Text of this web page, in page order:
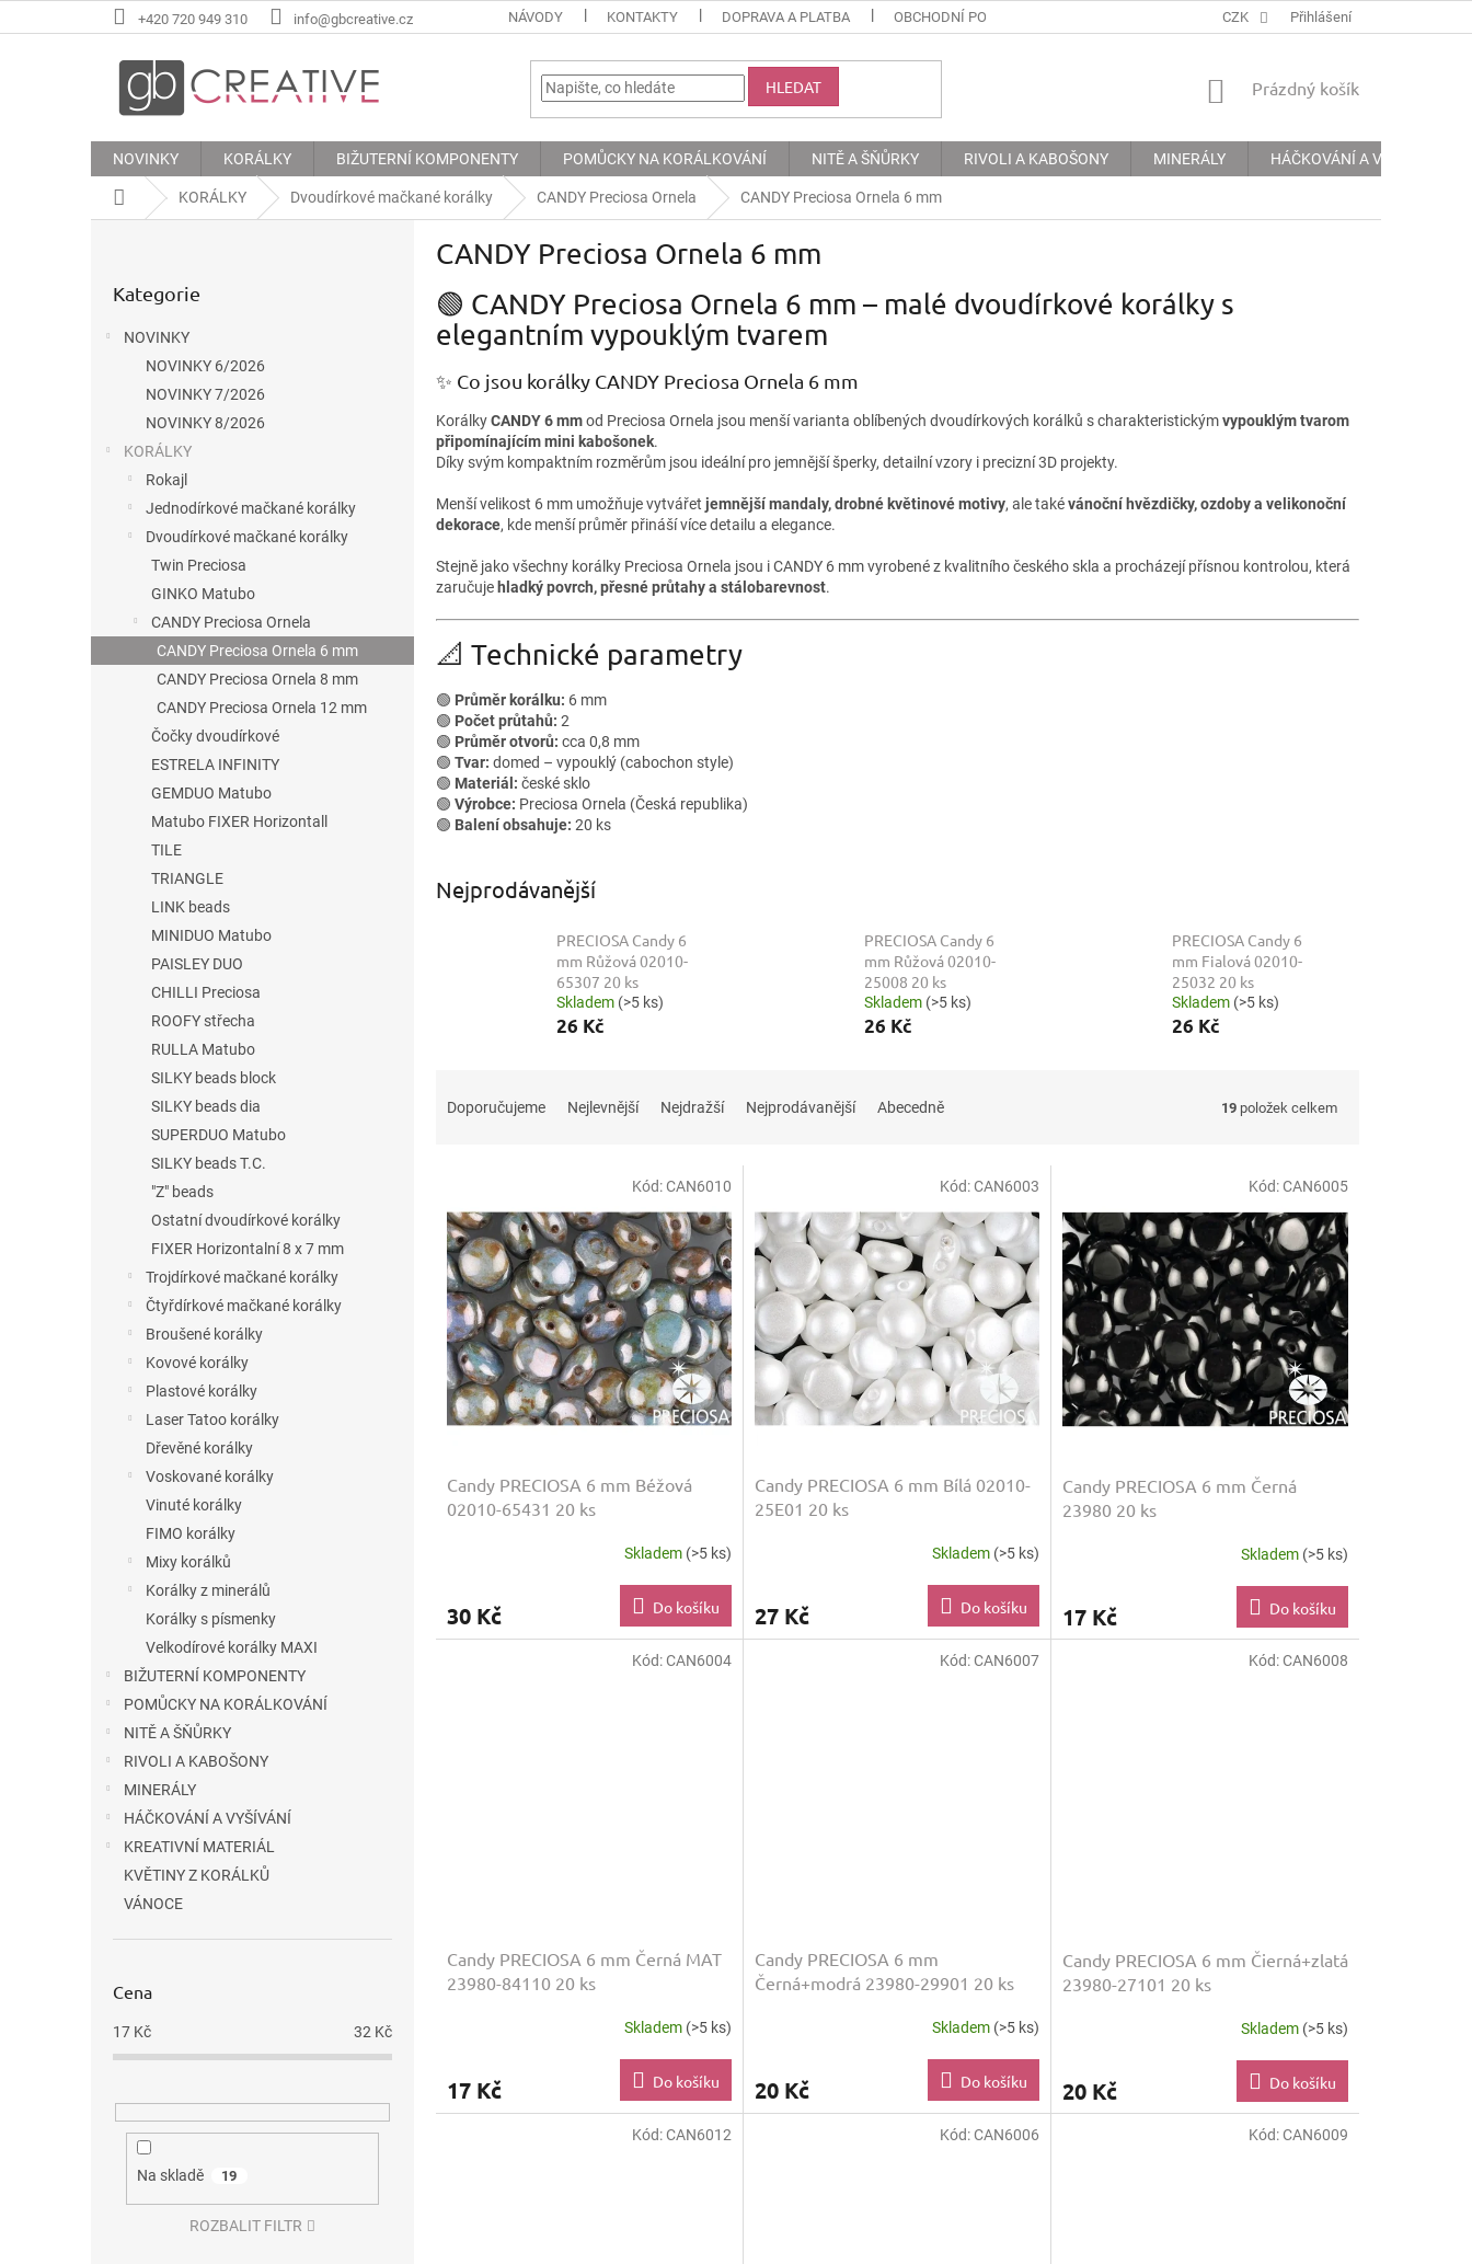
na
+420 720 949 310 info@gbcreative.cz NÁVODY KONTAKTY DOPRAVA A PLATBA OBCHODNÍ PODMÍNKY PODMÍNKY OCHRANY OSOBNÍCH ÚDAJŮ
CZK Přihlášení
HLEDAT
NÁKUPNÍ
Prázdný košík
NOVINKY KORÁLKY BIŽUTERNÍ KOMPONENTY POMŮCKY NA KORÁLKOVÁNÍ NITĚ A ŠŇŮRKY RIVOLI A KABOŠONY MINERÁLY HÁČKOVÁNÍ A VYŠÍVÁNÍ
Domů KORÁLKY Dvoudírkové mačkané korálky CANDY Preciosa Ornela CANDY Preciosa Ornela 6 mm
kategorie
Kategorie
NOVINKY
NOVINKY 6/2026
NOVINKY 7/2026
NOVINKY 8/2026
KORÁLKY
Rokajl
Jednodírkové mačkané korálky
Dvoudírkové mačkané korálky
Twin Preciosa
GINKO Matubo
CANDY Preciosa Ornela
CANDY Preciosa Ornela 6 mm
CANDY Preciosa Ornela 8 mm
CANDY Preciosa Ornela 12 mm
Čočky dvoudírkové
ESTRELA INFINITY
GEMDUO Matubo
Matubo FIXER Horizontall
TILE
TRIANGLE
LINK beads
MINIDUO Matubo
PAISLEY DUO
CHILLI Preciosa
ROOFY střecha
RULLA Matubo
SILKY beads block
SILKY beads dia
SUPERDUO Matubo
SILKY beads T.C.
"Z" beads
Ostatní dvoudírkové korálky
FIXER Horizontalní 8 x 7 mm
Trojdírkové mačkané korálky
Čtyřdírkové mačkané korálky
Broušené korálky
Kovové korálky
Plastové korálky
Laser Tatoo korálky
Dřevěné korálky
Voskované korálky
Vinuté korálky
FIMO korálky
Mixy korálků
Korálky z minerálů
Korálky s písmenky
Velkodírové korálky MAXI
BIŽUTERNÍ KOMPONENTY
POMŮCKY NA KORÁLKOVÁNÍ
NITĚ A ŠŇŮRKY
RIVOLI A KABOŠONY
MINERÁLY
HÁČKOVÁNÍ A VYŠÍVÁNÍ
KREATIVNÍ MATERIÁL
KVĚTINY Z KORÁLKŮ
VÁNOCE
Cena
17 Kč 32 Kč
Na skladě 19
ROZBALIT FILTR
CANDY Preciosa Ornela 6 mm
🟢 CANDY Preciosa Ornela 6 mm – malé dvoudírkové korálky s
elegantním vypouklým tvarem
✨ Co jsou korálky CANDY Preciosa Ornela 6 mm
KorálkyCANDY 6 mmod Preciosa Ornela jsou menší varianta oblíbených dvoudírkových korálků s charakteristickýmvypouklým tvarom
připomínajícím mini kabošonek.
Díky svým kompaktním rozměrům jsou ideální pro jemnější šperky, detailní vzory i precizní 3D projekty.
Menší velikost 6 mm umožňuje vytvářet jemnější mandaly, drobné květinové motivy, ale takévánoční hvězdičky, ozdoby a velikonoční
dekorace, kde menší průměr přináší více detailu a elegance.
Stejně jako všechny korálky Preciosa Ornela jsou i CANDY 6 mm vyrobené z kvalitního českého skla a procházejí přísnou kontrolou, která
zaručuje hladký povrch, přesné průtahy a stálobarevnost.
📐 Technické parametry
🟢 Průměr korálku: 6 mm
🟢 Počet průtahů: 2
🟢 Průměr otvorů: cca 0,8 mm
🟢 Tvar: domed – vypouklý (cabochon style)
🟢 Materiál: české sklo
🟢 Výrobce: Preciosa Ornela (Česká republika)
🟢 Balení obsahuje: 20 ks
Nejprodávanější
PRECIOSA Candy 6
mm Růžová 02010-
65307 20 ks
Skladem (>5 ks)
26 Kč
PRECIOSA Candy 6
mm Růžová 02010-
25008 20 ks
Skladem (>5 ks)
26 Kč
PRECIOSA Candy 6
mm Fialová 02010-
25032 20 ks
Skladem (>5 ks)
26 Kč
p
o
d
Doporučujeme Nejlevnější Nejdražší Nejprodávanější Abecedně 19 položek celkem
p
p
o
d
Candy PRECIOSA 6 mm Béžová
02010-65431 20 ks
Skladem (>5 ks)
30 Kč Do košíku
Kód:CAN6010
Candy PRECIOSA 6 mm Bílá 02010-
25E01 20 ks
Skladem (>5 ks)
27 Kč Do košíku
Kód:CAN6003
Candy PRECIOSA 6 mm Černá
23980 20 ks
Skladem (>5 ks)
17 Kč Do košíku
Kód:CAN6005
Candy PRECIOSA 6 mm Černá MAT
23980-84110 20 ks
Skladem (>5 ks)
17 Kč Do košíku
Kód:CAN6004
Candy PRECIOSA 6 mm
Černá+modrá 23980-29901 20 ks
Skladem (>5 ks)
20 Kč Do košíku
Kód:CAN6007
Candy PRECIOSA 6 mm Čierná+zlatá
23980-27101 20 ks
Skladem (>5 ks)
20 Kč Do košíku
Kód:CAN6008
Kód:CAN6012 Kód:CAN6006 Kód:CAN6009